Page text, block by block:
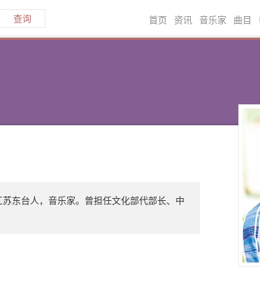
查询 首页 资讯 音乐家 曲目
东台人，音乐家。曾担任文化部代部长、中